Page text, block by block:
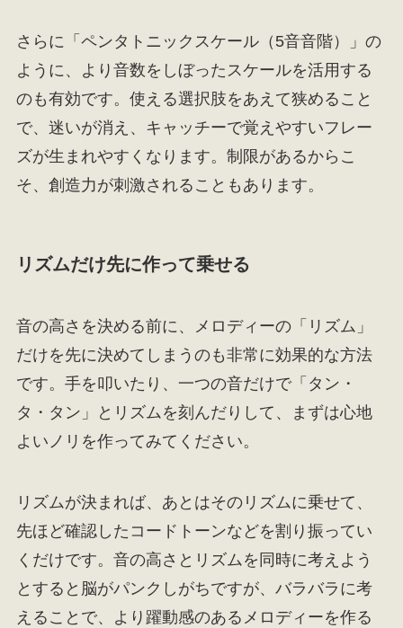
さらに「ペンタトニックスケール（5音音階）」の
ように、より音数をしぼったスケールを活用する
のも有効です。使える選択肢をあえて狭めること
で、迷いが消え、キャッチーで覚えやすいフレー
ズが生まれやすくなります。制限があるからこ
そ、創造力が刺激されることもあります。
リズムだけ先に作って乗せる
音の高さを決める前に、メロディーの「リズム」
だけを先に決めてしまうのも非常に効果的な方法
です。手を叩いたり、一つの音だけで「タン・
タ・タン」とリズムを刻んだりして、まずは心地
よいノリを作ってみてください。
リズムが決まれば、あとはそのリズムに乗せて、
先ほど確認したコードトーンなどを割り振ってい
くだけです。音の高さとリズムを同時に考えよう
とすると脳がパンクしがちですが、バラバラに考
えることで、より躍動感のあるメロディーを作る